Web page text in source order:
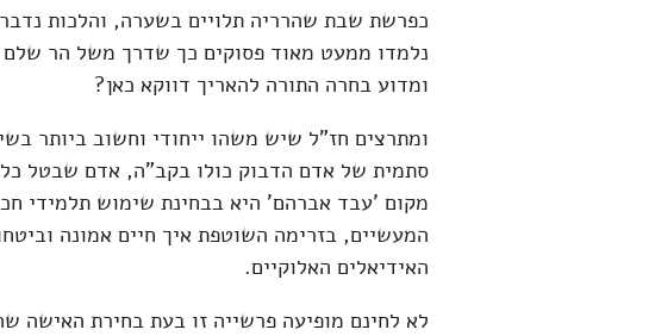
כפרשת שבת שהרריה תלויים בשערה, והלכות
נלמדו ממעט מאוד פסוקים כך שדרך משל הר
ומדוע בחרה התורה להאריך דווקא כאן?
ומתרצים חז"ל שיש משהו ייחודי וחשוב ביותר
סתמית של אדם הדבוק כולו בקב"ה, אדם שבטל כל
מקום 'עבד אברהם' היא בבחינת שימוש תלמידי
המעשיים, בזרימה השוטפת איך חיים אמונה
האידיאלים האלוקיים.
לא לחינם מופיעה פרשייה זו בעת בחירת האישה